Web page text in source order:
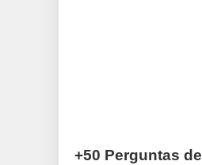
+50 Perguntas de